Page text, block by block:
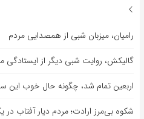
رامیان، میزبان شبی از همصدایی مردم
گالیکش، روایت شبی دیگر از ایستادگی
اربعین تمام شد، چگونه حال خوب این
شکوه بی‌مرز ارادت؛ مردم دیار آفتاب